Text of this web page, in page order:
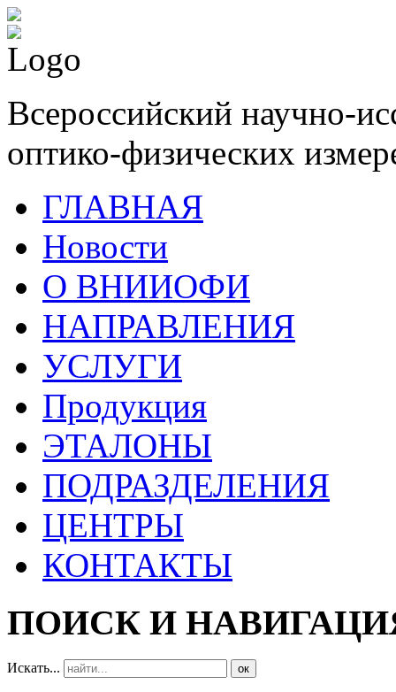
Всероссийский научно-
оптико-физических
ГЛАВНАЯ
Новости
О ВНИИОФИ
НАПРАВЛЕНИЯ
УСЛУГИ
Продукция
ЭТАЛОНЫ
ПОДРАЗДЕЛЕНИЯ
ЦЕНТРЫ
КОНТАКТЫ
ПОИСК И
Искать... ок